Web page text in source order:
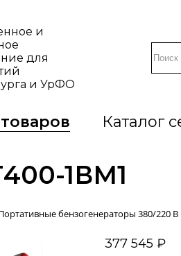
и
для
и УрФО
Каталог
1ВМ1
бензогенераторы 380/220 В
377 545 ₽